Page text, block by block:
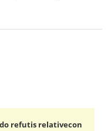
do refutis relativecon